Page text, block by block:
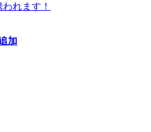
れます！
加